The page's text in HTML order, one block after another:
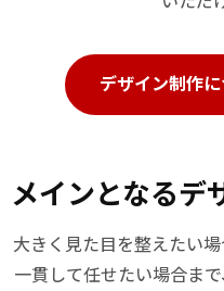
デザイン制作
メインとなるデ
大きく見た目を整えたい
一貫して任せたい場合ま